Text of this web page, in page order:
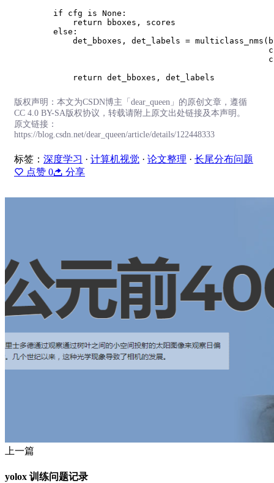
if cfg is None:
return bboxes, scores
        else:
            det_bboxes, det_labels
= multiclass_nms (
return
版权声明：本文为CSDN博主「dear_queen」的原创文章，遵循
CC 4.0 BY-SA版权协议，转载请附上原文出处链接及本声明。
原文链接：
https://blog.csdn.net/dear_queen/article/details/122448333
标签： 深度学习 · 计算机视觉 · 论文整理 · 长尾分布问题
点赞 0 分享
上一篇
yolox 训练问题记录